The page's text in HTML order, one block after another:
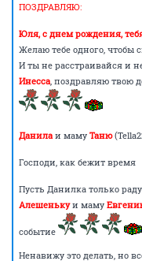
ПОЗДРАВЛЯЮ:
Юля, с днем рождения,
Желаю тебе одного, чтобы
И ты не расстраивайся и
Инесса, поздравляю твою
Данилаи маму Таню
Господи, как бежит время
Пусть Данилка только
Алешенькуи маму
событие
Ненавижу это делать, но